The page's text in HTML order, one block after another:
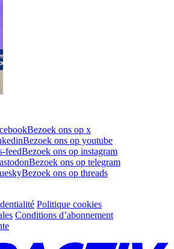
Bezoek ons op x
Bezoek ons op youtube
feedBezoek ons op instagram
Bezoek ons op telegram
Bezoek ons op threads
Politique cookies
Conditions d’abonnement